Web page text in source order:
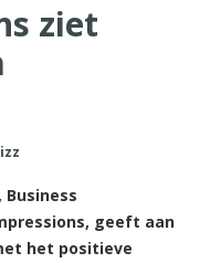
ziet
Business
geeft aan
het positieve